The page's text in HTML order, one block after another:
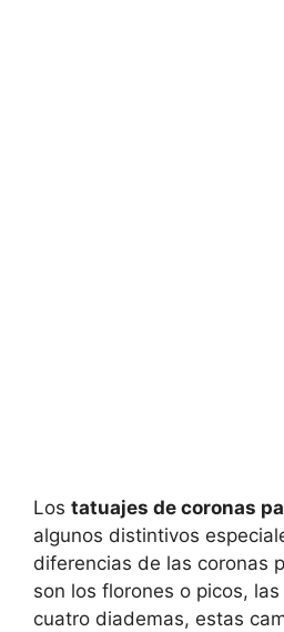
Los tatuajes de coronas
algunos distintivos
diferencias de las coronas
son los florones o picos,
cuatro diademas, estas